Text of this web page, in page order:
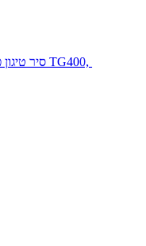
סיר טיגון טוסטר ברוויל TG400,